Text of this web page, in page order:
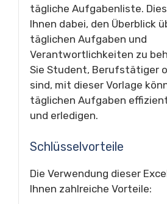
tägliche Aufgabenliste.
Ihnen dabei, den Überblick
täglichen Aufgaben und
Verantwortlichkeiten zu
Sie Student, Berufstätiger
sind, mit dieser Vorlage
täglichen Aufgaben
und erledigen.
Schlüsselvorteile
Die Verwendung dieser
Ihnen zahlreiche Vorteile: